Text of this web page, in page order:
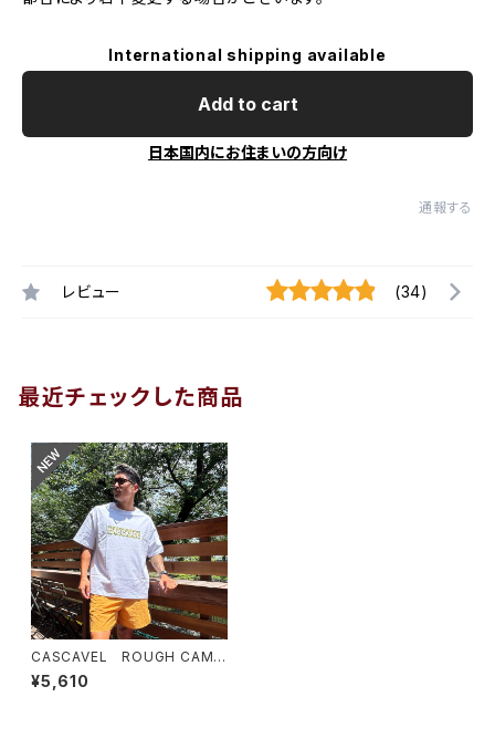
International shipping available
Add to cart
日本国内にお住まいの方向け
通報する
レビュー (34)
最近チェックした商品
CASCAVEL ROUGH CAMO
BOX TEE ホワイトカモ２
¥5,610